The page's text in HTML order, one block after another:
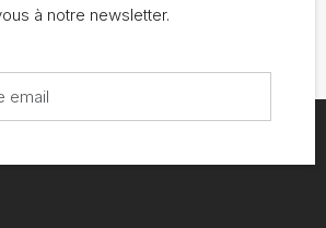
à notre newsletter.